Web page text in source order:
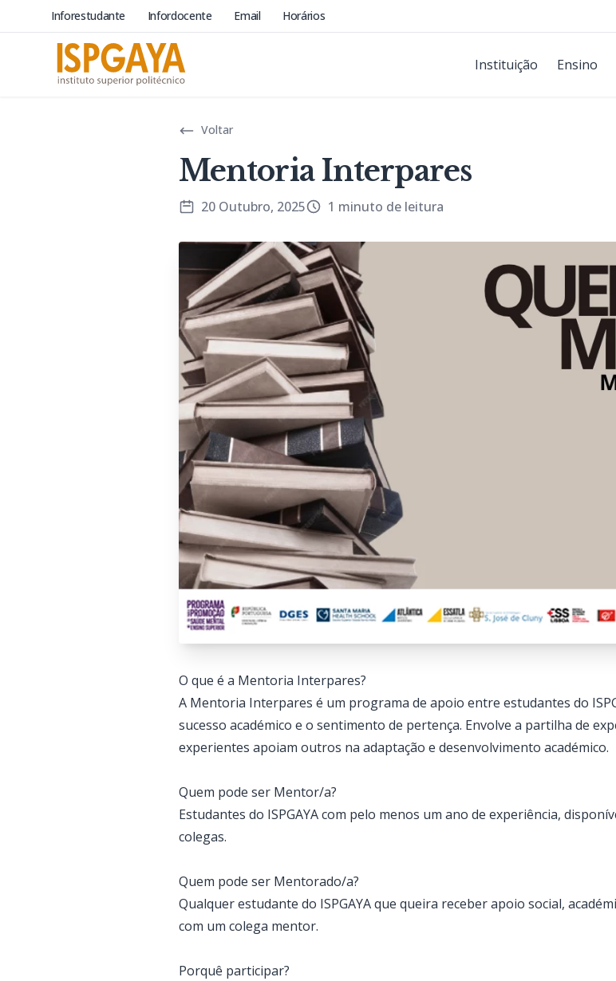
Inforestudante Infordocente Email Horários
Instituição Ensino
Voltar
Mentoria Interpares
20 Outubro, 2025 1 minuto de leitura
O que é a Mentoria Interpares?
A Mentoria Interpares é um programa de apoio entre estudantes do
sucesso académico e o sentimento de pertença. Envolve a partilha de
experientes apoiam outros na adaptação e desenvolvimento académico.
Quem pode ser Mentor/a?
Estudantes do ISPGAYA com pelo menos um ano de experiência,
colegas.
Quem pode ser Mentorado/a?
Qualquer estudante do ISPGAYA que queira receber apoio social,
com um colega mentor.
Porquê participar?